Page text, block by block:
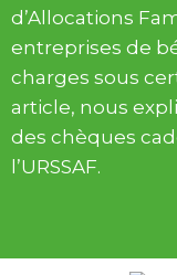
d’Allocations
entreprises de
charges sous
article, nous
des chèques
l’URSSAF.